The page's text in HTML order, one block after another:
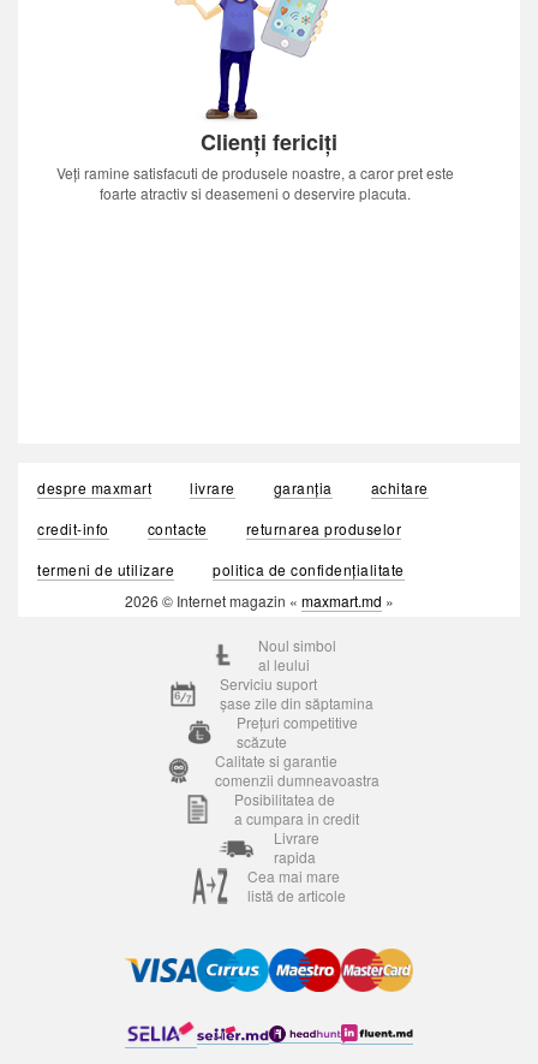
Clienți fericiți
Veți ramine satisfacuti de produsele noastre, a caror pret este
foarte atractiv si deasemeni o deservire placuta.
despre maxmart livrare garanția
achitare
credit-info
contacte
returnarea produselor
termeni de utilizare
politica de confidențialitate
2026 © Internet magazin « maxmart.md »
Noul simbol
al leului
Serviciu suport
șase zile din săptamina
Prețuri competitive
scăzute
Calitate si garantie
comenzii dumneavoastra
Posibilitatea de
a cumpara in credit
Livrare
rapida
Cea mai mare
listă de articole